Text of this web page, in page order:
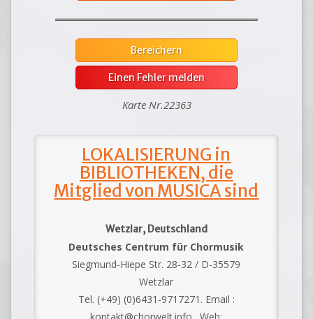
Bereichern
Einen Fehler melden
Karte Nr.22363
LOKALISIERUNG in
BIBLIOTHEKEN, die
Mitglied von MUSICA sind
Wetzlar, Deutschland
Deutsches Centrum für Chormusik
Siegmund-Hiepe Str. 28-32 / D-35579
Wetzlar
Tel. (+49) (0)6431-9717271. Email :